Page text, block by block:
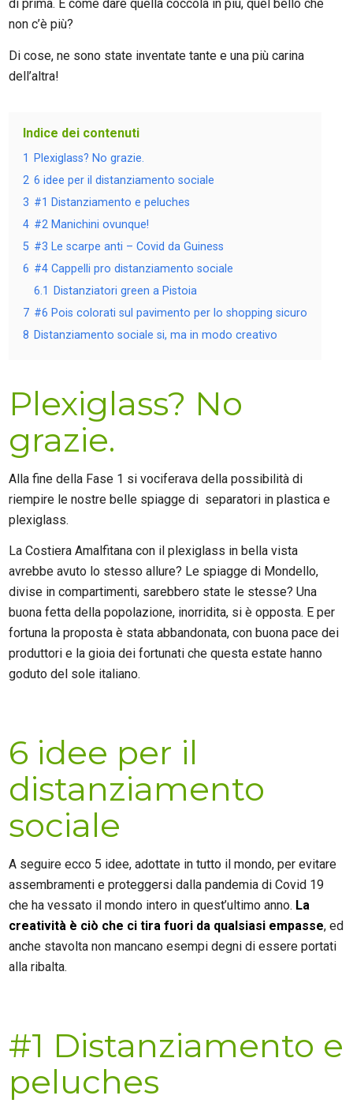
di prima. E come dare quella coccola in più, quel bello che
non c’è più?
Di cose, ne sono state inventate tante e una più carina
dell’altra!
Indice dei contenuti
1
Plexiglass? No grazie.
2 6 idee per il distanziamento sociale
3 #1 Distanziamento e peluches
4 #2 Manichini ovunque!
5 #3 Le scarpe anti – Covid da Guiness
6 #4 Cappelli pro distanziamento sociale
6.1
Distanziatori green a Pistoia
7 #6 Pois colorati sul pavimento per lo shopping sicuro
8 Distanziamento sociale si, ma in modo creativo
Plexiglass? No
grazie.
Alla fine della Fase 1 si vociferava della possibilità di
riempire le nostre belle spiagge di separatori in plastica e
plexiglass.
La Costiera Amalfitana con il plexiglass in bella vista
avrebbe avuto lo stesso allure? Le spiagge di Mondello,
divise in compartimenti, sarebbero state le stesse? Una
buona fetta della popolazione, inorridita, si è opposta. E per
fortuna la proposta è stata abbandonata, con buona pace dei
produttori e la gioia dei fortunati che questa estate hanno
goduto del sole italiano.
6 idee per il
distanziamento
sociale
A seguire ecco 5 idee, adottate in tutto il mondo, per evitare
assembramenti e proteggersi dalla pandemia di Covid 19
che ha vessato il mondo intero in quest’ultimo anno. La
creatività è ciò che ci tira fuori da qualsiasi empasse, ed
anche stavolta non mancano esempi degni di essere portati
alla ribalta.
#1 Distanziamento e
peluches